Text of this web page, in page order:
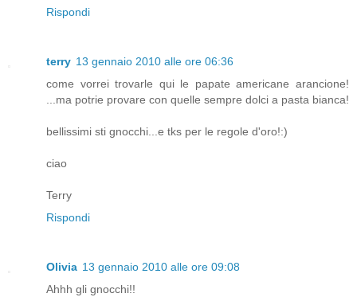
Rispondi
terry 13 gennaio 2010 alle ore 06:36
come vorrei trovarle qui le papate americane arancione!
...ma potrie provare con quelle sempre dolci a pasta bianca!
bellissimi sti gnocchi...e tks per le regole d'oro!:)
ciao
Terry
Rispondi
Olivia 13 gennaio 2010 alle ore 09:08
Ahhh gli gnocchi!!